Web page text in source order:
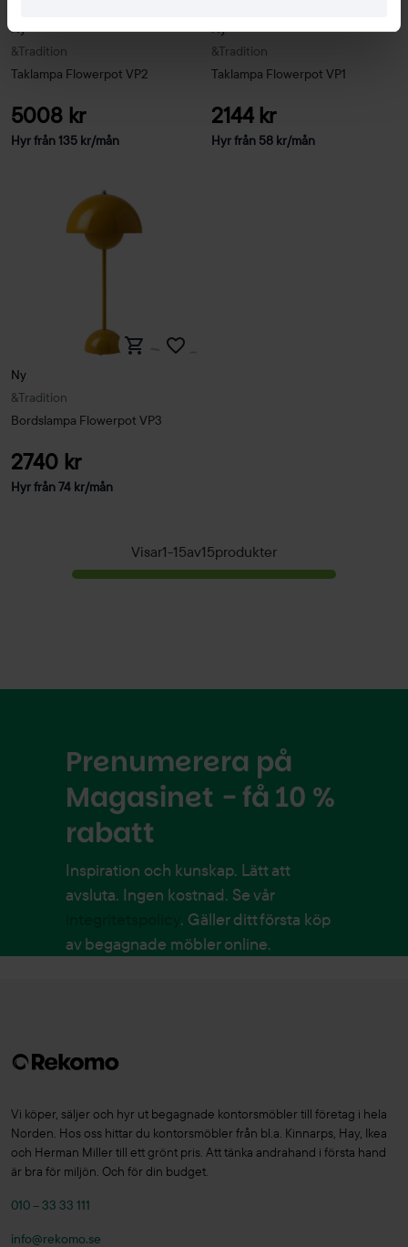
&Tradition
Ny
Taklampa Flowerpot VP2
5008 kr
Hyr från135 kr/mån
&Tradition
Ny
Taklampa Flowerpot VP1
2144 kr
Hyr från 58 kr/mån
&Tradition
Ny
Bordslampa Flowerpot VP3
2740 kr
Hyr från74 kr/mån
Visar1-15av15produkter
Prenumerera på
Magasinet - få 10 %
rabatt
Inspiration och kunskap. Lätt att
avsluta. Ingen kostnad. Se vår
. Gäller ditt första köp
av begagnade möbler online.
Vi köper, säljer och hyr ut begagnade kontorsmöbler till företag i hela
Norden. Hos oss hittar du kontorsmöbler från bl.a. Kinnarps, Hay, Ikea
och Herman Miller till ett grönt pris. Att tänka andrahand i första hand
är bra för miljön. Och för din budget.
010 – 33 33 111
info@rekomo.se